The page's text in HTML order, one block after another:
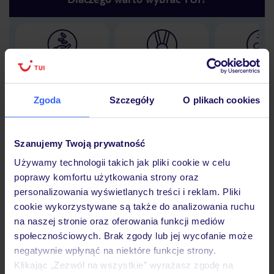
Zgoda Szczegóły O plikach cookies
Szanujemy Twoją prywatność
Używamy technologii takich jak pliki cookie w celu
poprawy komfortu użytkowania strony oraz
personalizowania wyświetlanych treści i reklam. Pliki
cookie wykorzystywane są także do analizowania ruchu
na naszej stronie oraz oferowania funkcji mediów
społecznościowych. Brak zgody lub jej wycofanie może
negatywnie wpłynąć na niektóre funkcje strony.
Klikając „Zezwól na wszystkie” wyrażasz zgodę na
Lider niskich cen 30 lat w
Hotel
Opinie
Pokoje